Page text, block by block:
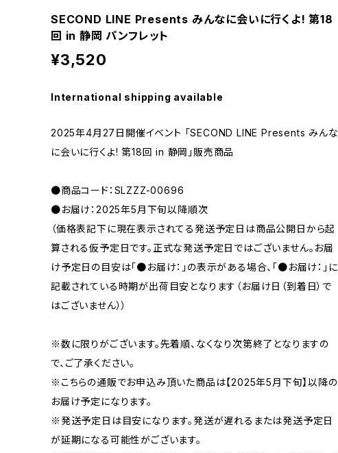
SECOND LINE Presents みんなに会いに行くよ! 第18
回 in 静岡 パンフレット
¥3,520
International shipping available
2025年4月27日開催イベント 「SECOND LINE Presents みんな
に会いに行くよ! 第18回 in 静岡」販売商品
●商品コード：SLZZZ-00696
●お届け：2025年5月下旬以降順次
（価格表記下に現在表示されてる発送予定日は商品公開日から起
算される仮予定日です。正式な発送予定日ではございません。お届
け予定日の目安は「●お届け：」の表示がある場合、「●お届け：」に
記載されている時期が出荷目安となります（お届け日（到着日）で
はございません））
※数に限りがございます。先着順、なくなり次第終了となりますの
で、ご了承ください。
※こちらの通販でお申込み頂いた商品は【2025年5月下旬】以降の
お届け予定になります。
※発送予定日は目安になります。発送が遅れるまたは発送予定日
が延期になる可能性がございます。